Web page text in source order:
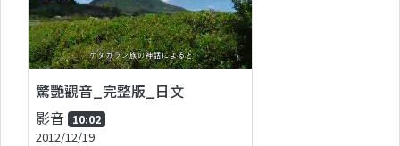
驚艷觀音_完整版_日文
影音 10:02
2012/12/19